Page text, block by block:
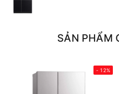
SẢN PHẨM
- 12%